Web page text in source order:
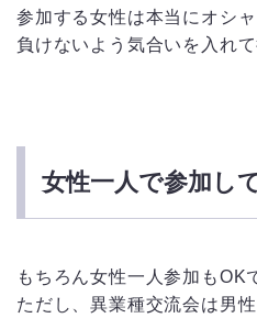
参加する女性は本当にオシャ
負けないよう気合いを入れて
女性一人で参加し
もちろん女性一人参加もOK
ただし、異業種交流会は男